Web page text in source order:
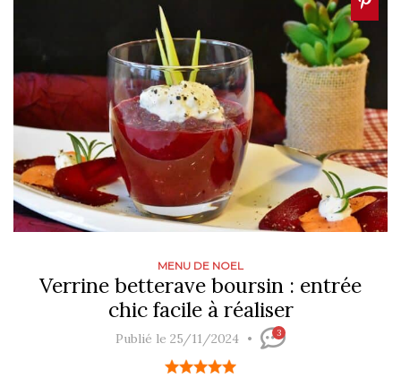
MENU DE NOEL
Verrine betterave boursin : entrée
chic facile à réaliser
Publié le 25/11/2024 3